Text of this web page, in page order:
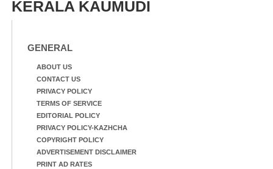
KERALA KAUMUDI
GENERAL
ABOUT US
CONTACT US
PRIVACY POLICY
TERMS OF SERVICE
EDITORIAL POLICY
PRIVACY POLICY-KAZHCHA
COPYRIGHT POLICY
ADVERTISEMENT DISCLAIMER
PRINT AD RATES